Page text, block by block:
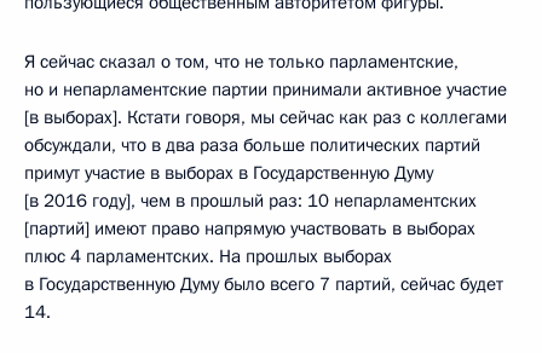
Я сейчас сказал о том, что не только парламентские,
но и непарламентские партии принимали активное участие
[в выборах]. Кстати говоря, мы сейчас как раз с коллегами
обсуждали, что в два раза больше политических партий
примут участие в выборах в Государственную Думу
[в 2016 году], чем в прошлый раз: 10 непарламентских
[партий] имеют право напрямую участвовать в выборах
плюс 4 парламентских. На прошлых выборах
в Государственную Думу было всего 7 партий, сейчас будет
14.